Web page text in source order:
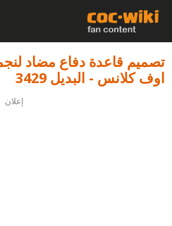
اوف كلانس - البديل 3429
إعلان